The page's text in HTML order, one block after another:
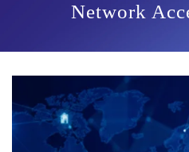
Network